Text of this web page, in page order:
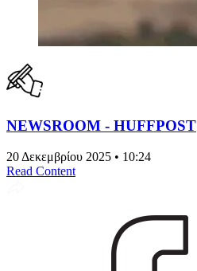
NEWSROOM - HUFFPOST
20 Δεκεμβρίου 2025 • 10:24
Read Content